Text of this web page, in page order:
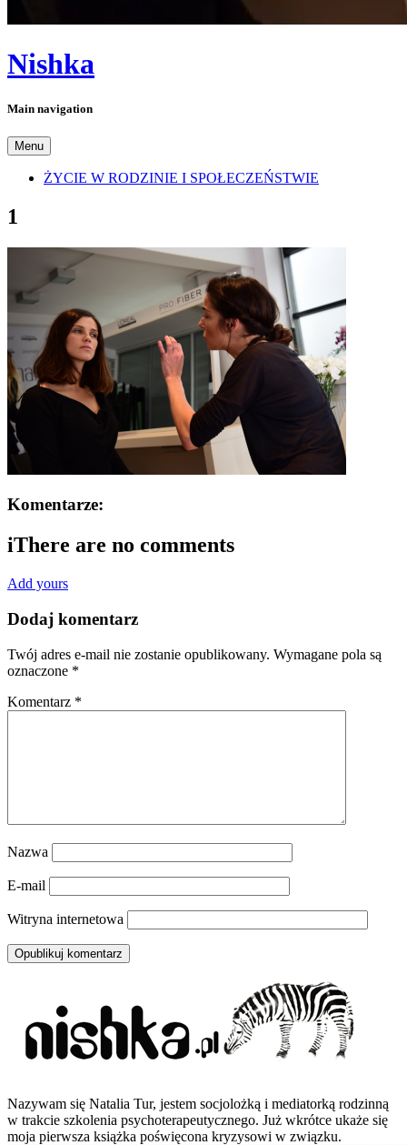
Nishka
Main navigation
Menu
ŻYCIE W RODZINIE I SPOŁECZEŃSTWIE
1
Komentarze:
iThere are no comments
Add yours
Dodaj komentarz
Twój adres e-mail nie zostanie opublikowany. Wymagane pola są
oznaczone *
Komentarz *
Nazwa
E-mail
Witryna internetowa
Nazywam się Natalia Tur, jestem socjolożką i mediatorką rodzinną
w trakcie szkolenia psychoterapeutycznego. Już wkrótce ukaże się
moja pierwsza książka poświęcona kryzysowi w związku.